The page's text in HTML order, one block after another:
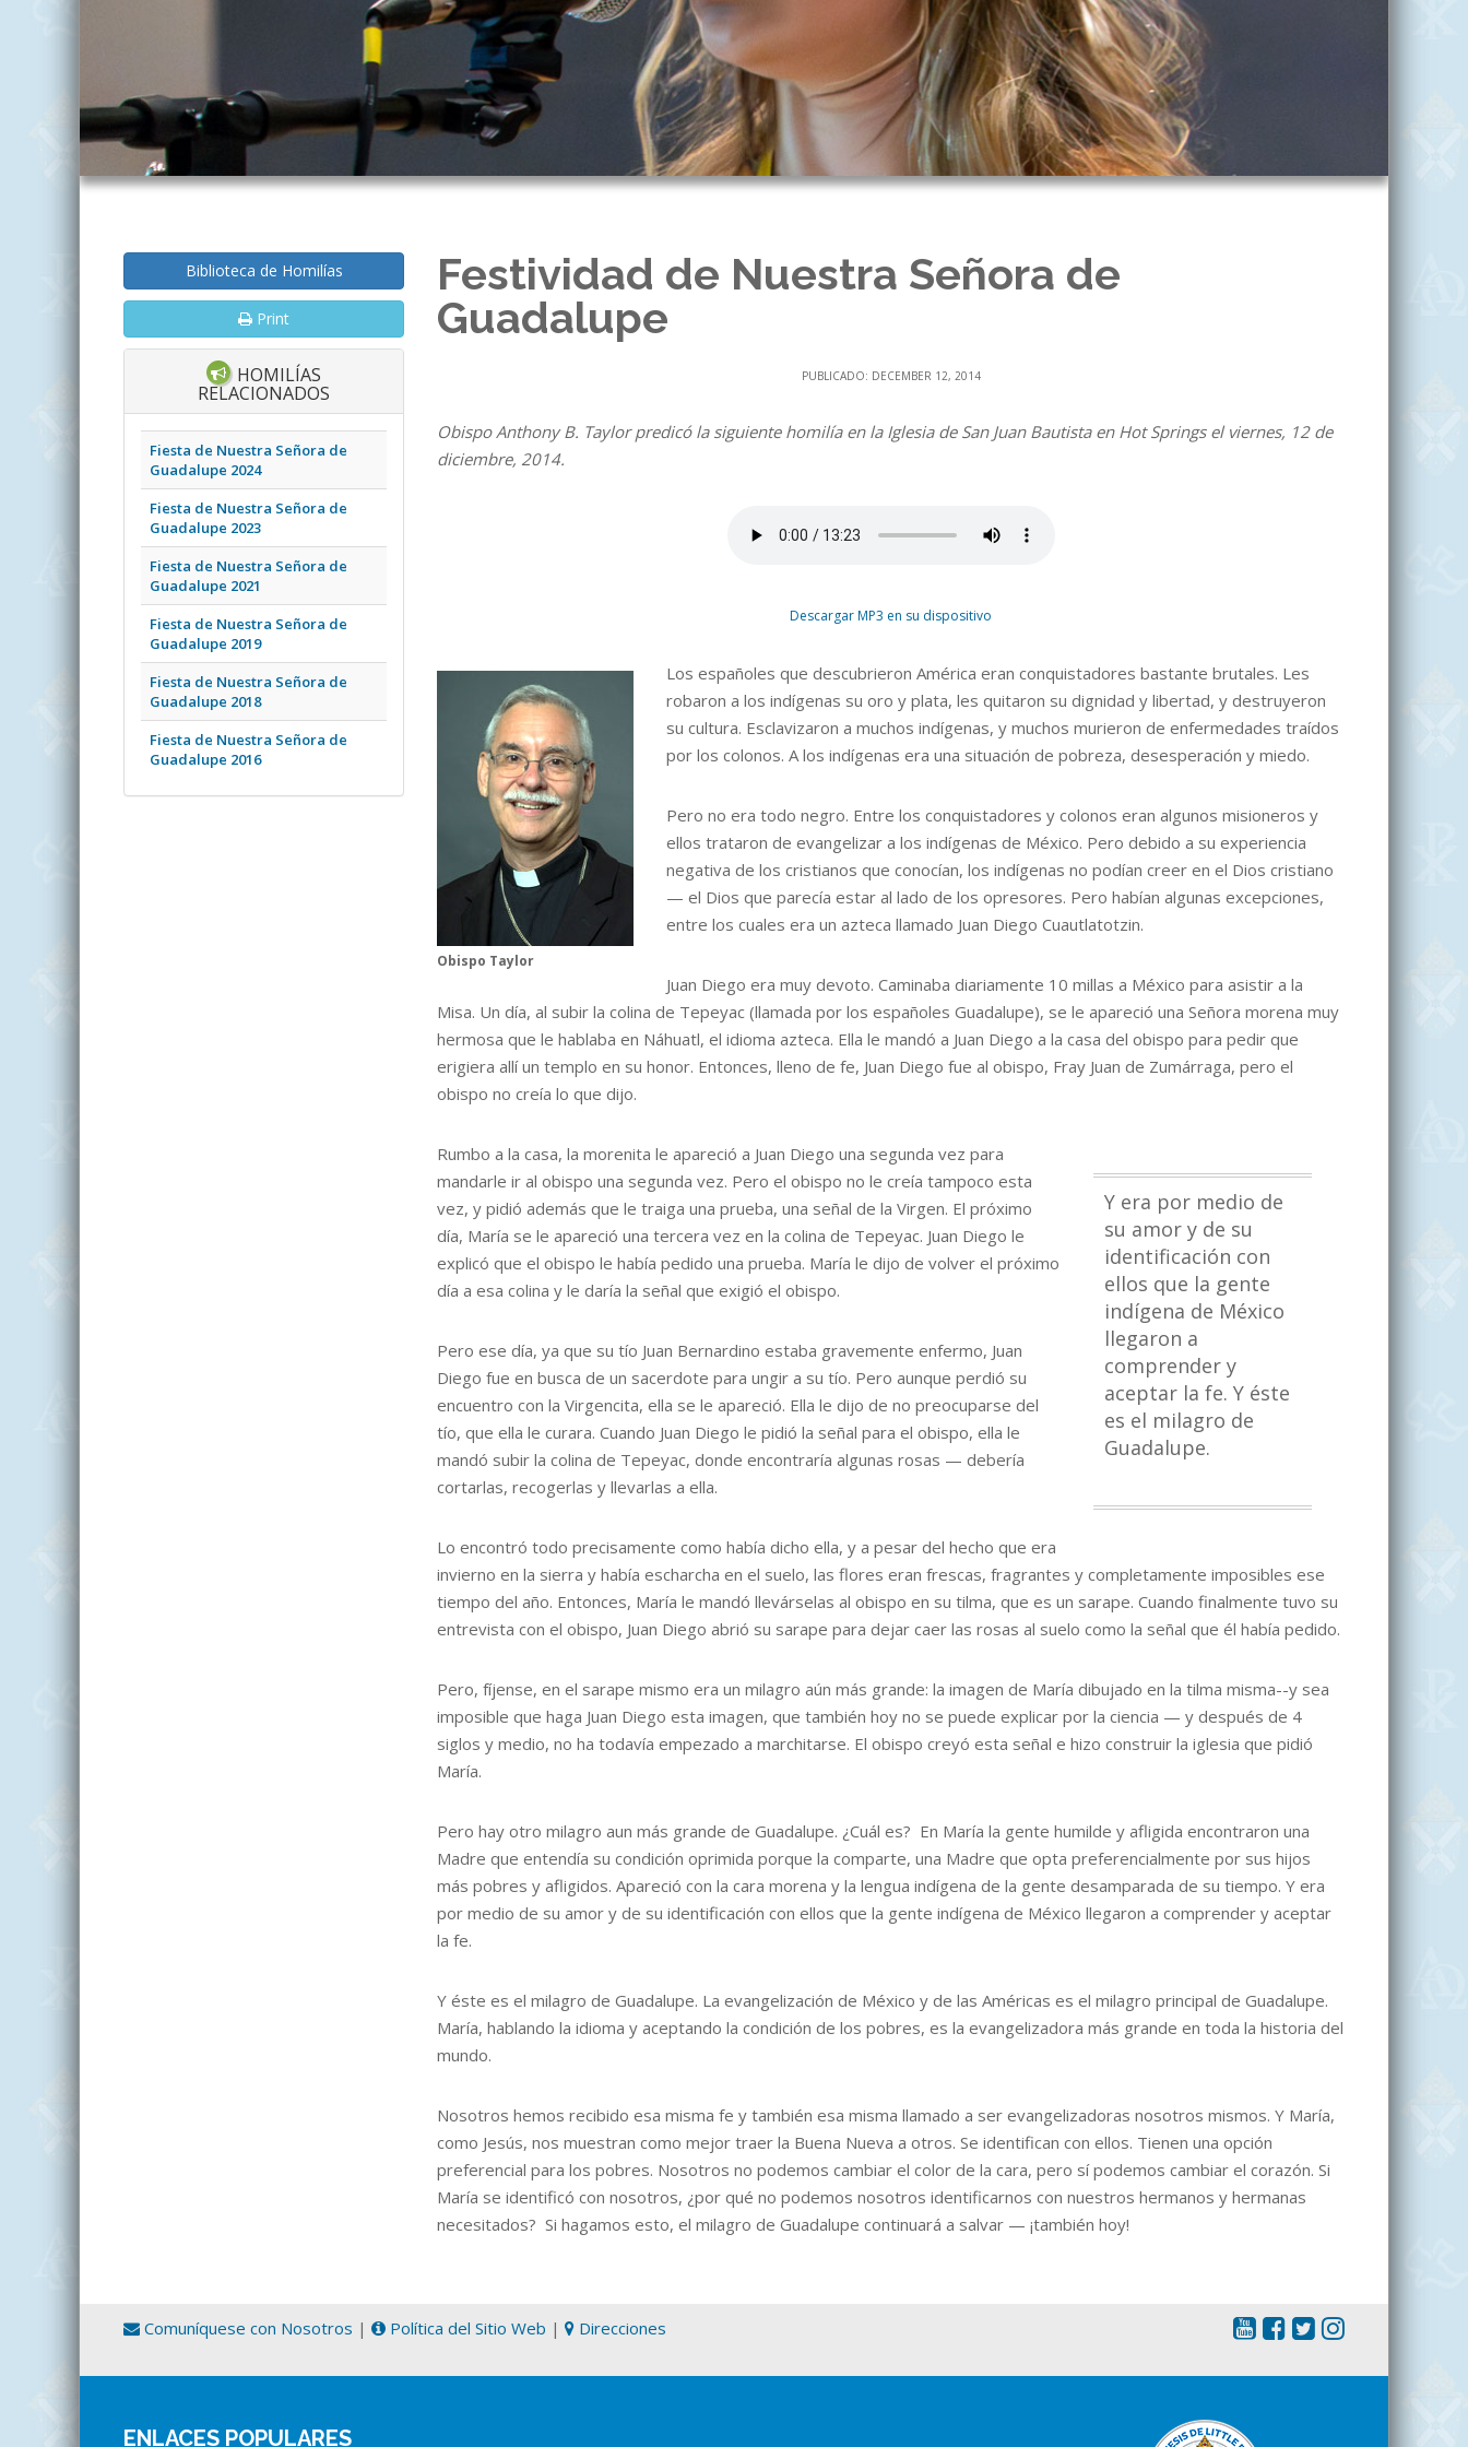
Festividad de Nuestra Señora de
Guadalupe
PUBLICADO: DECEMBER 12, 2014
Obispo Anthony B. Taylor predicó la siguiente homilía en la Iglesia de San Juan Bautista en Hot Springs el viernes, 12 de
diciembre, 2014.
Descargar MP3 en su dispositivo
Obispo Taylor
Los españoles que descubrieron América eran conquistadores bastante brutales. Les
robaron a los indígenas su oro y plata, les quitaron su dignidad y libertad, y destruyeron
su cultura. Esclavizaron a muchos indígenas, y muchos murieron de enfermedades traídos
por los colonos. A los indígenas era una situación de pobreza, desesperación y miedo.
Pero no era todo negro. Entre los conquistadores y colonos eran algunos misioneros y
ellos trataron de evangelizar a los indígenas de México. Pero debido a su experiencia
negativa de los cristianos que conocían, los indígenas no podían creer en el Dios cristiano
— el Dios que parecía estar al lado de los opresores. Pero habían algunas excepciones,
entre los cuales era un azteca llamado Juan Diego Cuautlatotzin.
Juan Diego era muy devoto. Caminaba diariamente 10 millas a México para asistir a la
Misa. Un día, al subir la colina de Tepeyac (llamada por los españoles Guadalupe), se le apareció una Señora morena muy
hermosa que le hablaba en Náhuatl, el idioma azteca. Ella le mandó a Juan Diego a la casa del obispo para pedir que
erigiera allí un templo en su honor. Entonces, lleno de fe, Juan Diego fue al obispo, Fray Juan de Zumárraga, pero el
obispo no creía lo que dijo.
Y era por medio de
su amor y de su
identificación con
ellos que la gente
indígena de México
llegaron a
comprender y
aceptar la fe. Y éste
es el milagro de
Guadalupe.
Rumbo a la casa, la morenita le apareció a Juan Diego una segunda vez para
mandarle ir al obispo una segunda vez. Pero el obispo no le creía tampoco esta
vez, y pidió además que le traiga una prueba, una señal de la Virgen. El próximo
día, María se le apareció una tercera vez en la colina de Tepeyac. Juan Diego le
explicó que el obispo le había pedido una prueba. María le dijo de volver el próximo
día a esa colina y le daría la señal que exigió el obispo.
Pero ese día, ya que su tío Juan Bernardino estaba gravemente enfermo, Juan
Diego fue en busca de un sacerdote para ungir a su tío. Pero aunque perdió su
encuentro con la Virgencita, ella se le apareció. Ella le dijo de no preocuparse del
tío, que ella le curara. Cuando Juan Diego le pidió la señal para el obispo, ella le
mandó subir la colina de Tepeyac, donde encontraría algunas rosas — debería
cortarlas, recogerlas y llevarlas a ella.
Lo encontró todo precisamente como había dicho ella, y a pesar del hecho que era
invierno en la sierra y había escharcha en el suelo, las flores eran frescas, fragrantes y completamente imposibles ese
tiempo del año. Entonces, María le mandó llevárselas al obispo en su tilma, que es un sarape. Cuando finalmente tuvo su
entrevista con el obispo, Juan Diego abrió su sarape para dejar caer las rosas al suelo como la señal que él había pedido.
Pero, fíjense, en el sarape mismo era un milagro aún más grande: la imagen de María dibujado en la tilma misma--y sea
imposible que haga Juan Diego esta imagen, que también hoy no se puede explicar por la ciencia — y después de 4
siglos y medio, no ha todavía empezado a marchitarse. El obispo creyó esta señal e hizo construir la iglesia que pidió
María.
Pero hay otro milagro aun más grande de Guadalupe. ¿Cuál es? En María la gente humilde y afligida encontraron una
Madre que entendía su condición oprimida porque la comparte, una Madre que opta preferencialmente por sus hijos
más pobres y afligidos. Apareció con la cara morena y la lengua indígena de la gente desamparada de su tiempo. Y era
por medio de su amor y de su identificación con ellos que la gente indígena de México llegaron a comprender y aceptar
la fe.
Y éste es el milagro de Guadalupe. La evangelización de México y de las Américas es el milagro principal de Guadalupe.
María, hablando la idioma y aceptando la condición de los pobres, es la evangelizadora más grande en toda la historia del
mundo.
Nosotros hemos recibido esa misma fe y también esa misma llamado a ser evangelizadoras nosotros mismos. Y María,
como Jesús, nos muestran como mejor traer la Buena Nueva a otros. Se identifican con ellos. Tienen una opción
preferencial para los pobres. Nosotros no podemos cambiar el color de la cara, pero sí podemos cambiar el corazón. Si
María se identificó con nosotros, ¿por qué no podemos nosotros identificarnos con nuestros hermanos y hermanas
necesitados? Si hagamos esto, el milagro de Guadalupe continuará a salvar — ¡también hoy!
Biblioteca de Homilías
Print
HOMILÍAS
RELACIONADOS
Fiesta de Nuestra Señora de
Guadalupe 2024
Fiesta de Nuestra Señora de
Guadalupe 2023
Fiesta de Nuestra Señora de
Guadalupe 2021
Fiesta de Nuestra Señora de
Guadalupe 2019
Fiesta de Nuestra Señora de
Guadalupe 2018
Fiesta de Nuestra Señora de
Guadalupe 2016
Comuníquese con Nosotros | Política del Sitio Web | Direcciones
ENLACES POPULARES